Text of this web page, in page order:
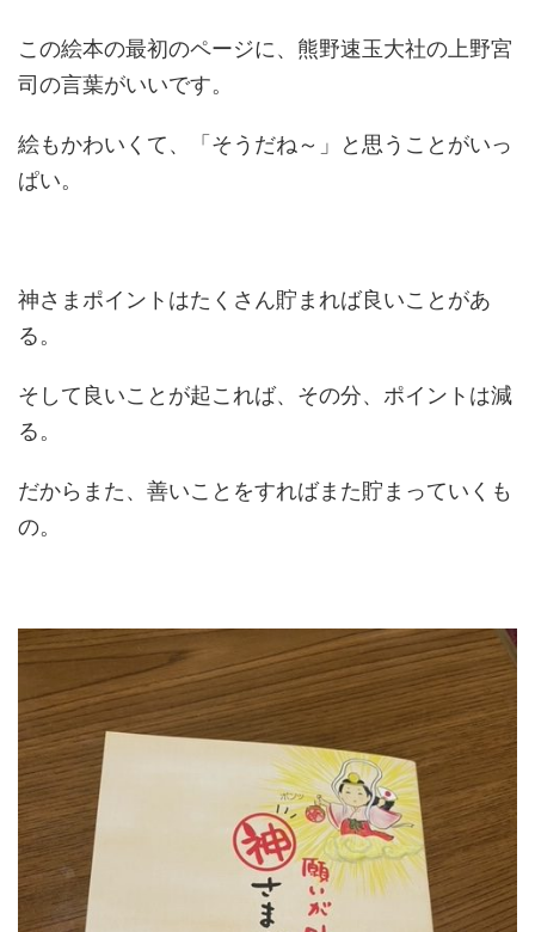
この絵本の最初のページに、熊野速玉大社の上野宮
司の言葉がいいです。
絵もかわいくて、「そうだね～」と思うことがいっ
ぱい。
神さまポイントはたくさん貯まれば良いことがあ
る。
そして良いことが起これば、その分、ポイントは減
る。
だからまた、善いことをすればまた貯まっていくも
の。